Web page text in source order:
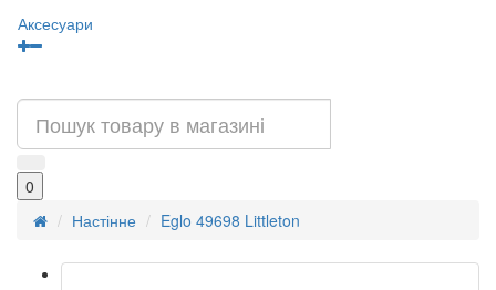
Аксесуари
0
Настінне
Eglo 49698 Littleton